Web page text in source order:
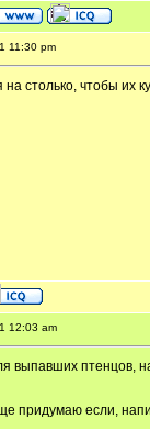
11:30 pm
на столько, чтобы их
12:03 am
выпавших птенцов,
придумаю если,